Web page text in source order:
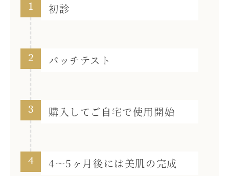
1 初診
2 パッチテスト
3 購入してご自宅で使用開始
4 4～5ヶ月後には美肌の完成